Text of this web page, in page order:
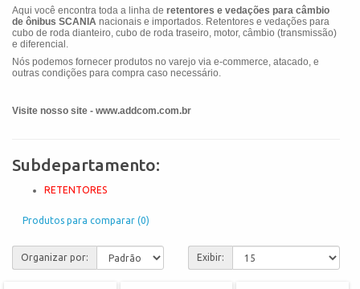
Aqui você encontra toda a linha de retentores e vedações para câmbio
de ônibus SCANIA nacionais e importados. Retentores e vedações para
cubo de roda dianteiro, cubo de roda traseiro, motor, câmbio (transmissão)
e diferencial.
Nós podemos fornecer produtos no varejo via e-commerce, atacado, e
outras condições para compra caso necessário.
Visite nosso site - www.addcom.com.br
Subdepartamento:
RETENTORES
Produtos para comparar (0)
Organizar por: Exibir: